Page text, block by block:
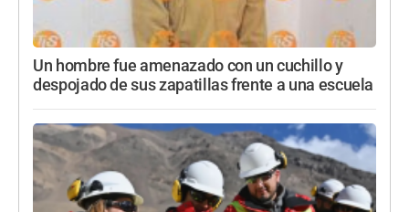
Un hombre fue amenazado con un cuchillo y
despojado de sus zapatillas frente a una escuela